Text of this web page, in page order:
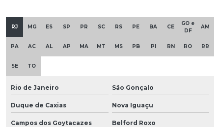
RJ MG ES SP PR SC RS PE BA CE
GO e
DF
AM
PA AC AL AP MA MT MS PB PI RN RO RR
SE TO
Rio de Janeiro São Gonçalo
Duque de Caxias Nova Iguaçu
Campos dos Goytacazes Belford Roxo